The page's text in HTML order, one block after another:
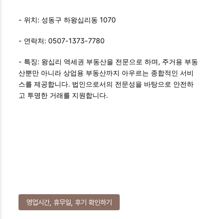
- 위치: 성동구 하왕십리동 1070
- 연락처: 0507-1373-7780
- 특징: 왕십리 역세권 부동산을 전문으로 하며, 주거용 부동
산뿐만 아니라 상업용 부동산까지 아우르는 종합적인 서비
스를 제공합니다. 법인으로서의 전문성을 바탕으로 안전하
고 투명한 거래를 지원합니다.
영업시간, 휴무일, 후기 확인하기